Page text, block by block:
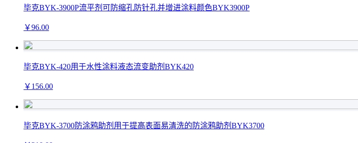
毕克BYK-3900P流平剂可防缩孔防针孔并增进涂料颜色BYK3900P
￥96.00
毕克BYK-420用于水性涂料液态流变助剂BYK420
￥ 156.00
毕克BYK-3700防涂鸦助剂用于提高表面易清洗的防涂鸦助剂BYK3700